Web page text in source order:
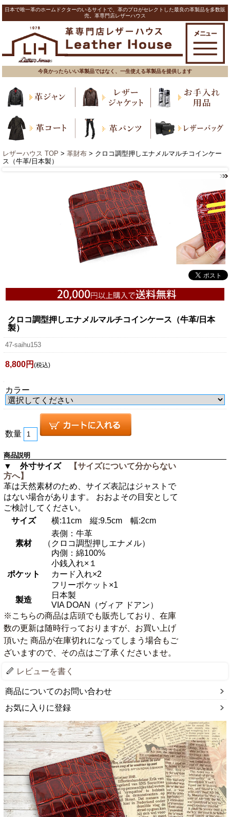
日本で唯一革のホームドクターのいるサイトで、革のプロがセレクトした最良の革製品を多数販
売。革専門店レザーハウス
今良かったらいい革製品ではなく、一生使える革製品を提供します
レザーハウス TOP > 革財布 > クロコ調型押しエナメルマルチコインケー
ス（牛革/日本製）
クロコ調型押しエナメルマルチコインケース（牛革/日本
製）
47-saihu153
8,800円 (税込)
カラー
数量
商品説明
▼ 外寸サイズ
【サイズについて分からない
方へ】
革は天然素材のため、サイズ表記はジャストで
はない場合があります。 おおよその目安として
ご検討してください。
サイズ
横:11cm 縦:9.5cm 幅:2cm
素材
表側：牛革
（クロコ調型押しエナメル）
内側：綿100%
ポケット
小銭入れ×１
カード入れ×2
フリーポケット×1
製造
日本製
VIA DOAN（ヴィア ドアン）
※こちらの商品は店頭でも販売しており、在庫
数の更新は随時行っておりますが、お買い上げ
頂いた 商品が在庫切れになってしまう場合もご
ざいますので、その点はご了承くださいませ。
レビューを書く
商品についてのお問い合わせ
お気に入りに登録